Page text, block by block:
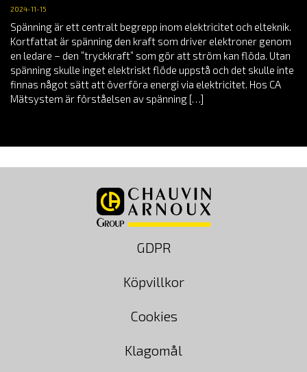
2024-11-15
Spänning är ett centralt begrepp inom elektricitet och elteknik.
Kortfattat är spänning den kraft som driver elektroner genom
en ledare – den ”tryckkraft” som gör att ström kan flöda. Utan
spänning skulle inget elektriskt flöde uppstå och det skulle inte
finnas något sätt att överföra energi via elektricitet. Hos CA
Mätsystem är förståelsen av spänning […]
GDPR
Köpvillkor
Cookies
Klagomål